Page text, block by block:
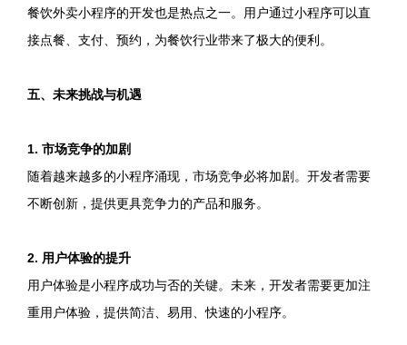
餐饮外卖小程序的开发也是热点之一。用户通过小程序可以直
接点餐、支付、预约，为餐饮行业带来了极大的便利。
五、未来挑战与机遇
1. 市场竞争的加剧
随着越来越多的小程序涌现，市场竞争必将加剧。开发者需要
不断创新，提供更具竞争力的产品和服务。
2. 用户体验的提升
用户体验是小程序成功与否的关键。未来，开发者需要更加注
重用户体验，提供简洁、易用、快速的小程序。